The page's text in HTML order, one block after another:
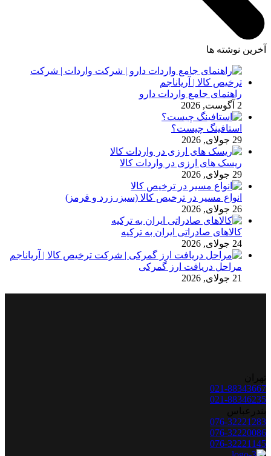
آخرین نوشته ها
راهنمای جامع واردات دارو
2 آگوست, 2026
استافینگ چیست؟
29 جولای, 2026
ریسک های ارزی در واردات کالا
29 جولای, 2026
انواع مسیر در ترخیص کالا (سبز، زرد و قرمز)
26 جولای, 2026
کالاهای صادراتی ایران به ترکیه
24 جولای, 2026
مراحل دریافت ارز گمرکی
21 جولای, 2026
021-88343667
021-88346235
076-32221283
076-32220086
076-32221145